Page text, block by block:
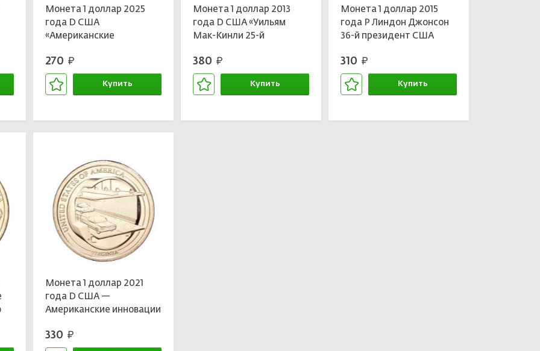
Монета 1 доллар 2025
года D США
«Американские
Конвейерная линия для
сборки автомобиля
(Мичиган)»
270 руб.
Купить
Монета 1 доллар 2013
года D США «Уильям
Мак-Кинли 25-й
380 руб.
Купить
Монета 1 доллар 2015
года P Линдон Джонсон
36-й президент США
310 руб.
Купить
Монета 1 доллар 2021
года D США —
Американские инновации
Чесапикский залив
330 руб.